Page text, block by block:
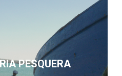
PESQUERA